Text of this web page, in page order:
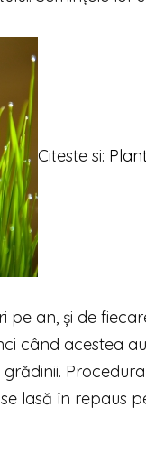
Citeste si:
an, și de
când acestea
lasă în repaus